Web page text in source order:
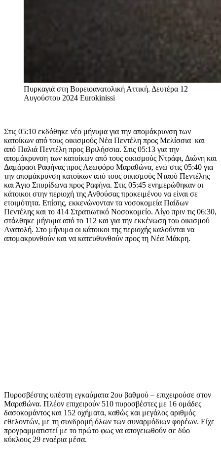
Πυρκαγιά στη Βορειοανατολική Αττική. Δευτέρα 12
Αυγούστου 2024 Eurokinissi
Στις 05:10 εκδόθηκε νέο μήνυμα για την απομάκρυνση των
κατοίκων από τους οικισμούς Νέα Πεντέλη προς Μελίσσια και
από Παλιά Πεντέλη προς Βριλήσσια. Στις 05:13 για την
απομάκρυνση των κατοίκων από τους οικισμούς Ντράφι, Διώνη και
Δαμάρασι Ραφήνας προς Λεωφόρο Μαραθώνα, ενώ στις 05:40 για
την απομάκρυνση κατοίκων από τους οικισμούς Νταού Πεντέλης
και Άγιο Σπυρίδωνα προς Ραφήνα. Στις 05:45 ενημερώθηκαν οι
κάτοικοι στην περιοχή της Ανθούσας προκειμένου να είναι σε
ετοιμότητα. Επίσης, εκκενώνονταν τα νοσοκομεία Παίδων
Πεντέλης και το 414 Στρατιωτικό Νοσοκομείο. Λίγο πριν τις 06:30,
στάλθηκε μήνυμα από το 112 και για την εκκένωση του οικισμού
Ανατολή. Στο μήνυμα οι κάτοικοι της περιοχής καλούνται να
απομακρυνθούν και να κατευθυνθούν προς τη Νέα Μάκρη.
Πυροσβέστης υπέστη εγκαύματα 2ου βαθμού – επιχειρούσε στον
Μαραθώνα. Πλέον επιχειρούν 510 πυροσβέστες με 16 ομάδες
δασοκομάντος και 152 οχήματα, καθώς και μεγάλος αριθμός
εθελοντών, με τη συνδρομή όλων των συναρμόδιων φορέων. Είχε
προγραμματιστεί με το πρώτο φως να απογειωθούν σε δύο
κύκλους 29 εναέρια μέσα.